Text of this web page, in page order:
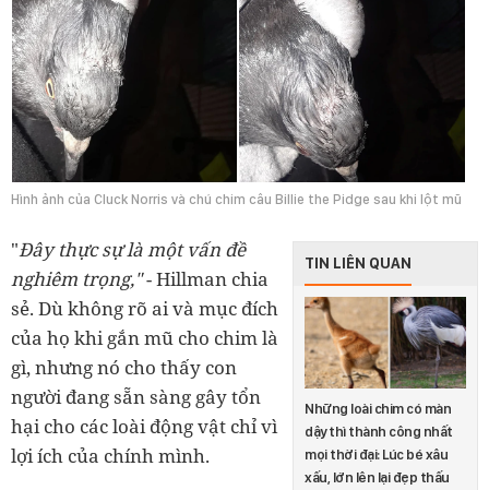
Hình ảnh của Cluck Norris và chú chim câu Billie the Pidge sau khi lột mũ
TIN LIÊN QUAN
Những loài chim có màn
dậy thì thành công nhất
mọi thời đại: Lúc bé xâu
xấu, lớn lên lại đẹp thấu
"Đây thực sự là một vấn đề
nghiêm trọng,"- Hillman chia
sẻ. Dù không rõ ai và mục đích
của họ khi gắn mũ cho chim là
gì, nhưng nó cho thấy con
người đang sẵn sàng gây tổn
hại cho các loài động vật chỉ vì
lợi ích của chính mình.